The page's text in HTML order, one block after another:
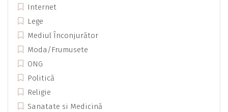
Internet
Lege
Mediul Înconjurător
Moda/Frumusete
ONG
Politică
Religie
Sanatate si Medicină